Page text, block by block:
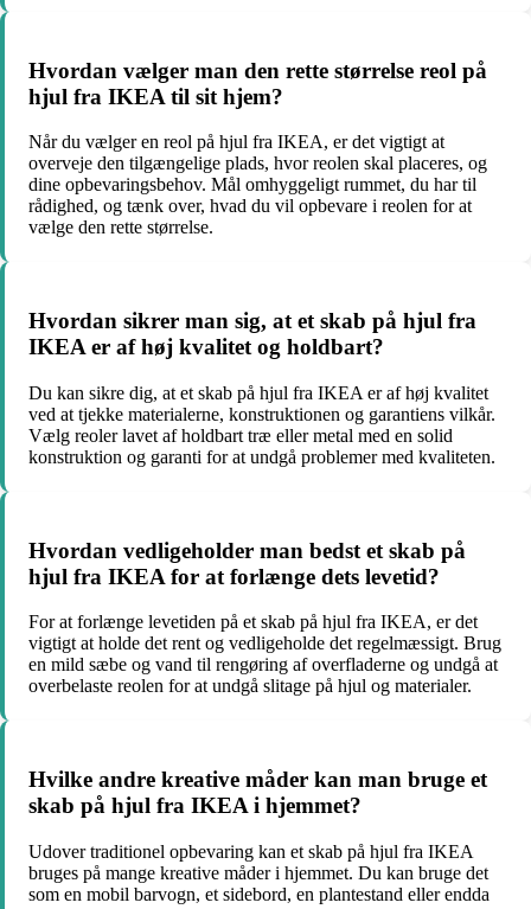
Hvordan vælger man den rette størrelse reol på
hjul fra IKEA til sit hjem?
Når du vælger en reol på hjul fra IKEA, er det vigtigt at
overveje den tilgængelige plads, hvor reolen skal placeres, og
dine opbevaringsbehov. Mål omhyggeligt rummet, du har til
rådighed, og tænk over, hvad du vil opbevare i reolen for at
vælge den rette størrelse.
Hvordan sikrer man sig, at et skab på hjul fra
IKEA er af høj kvalitet og holdbart?
Du kan sikre dig, at et skab på hjul fra IKEA er af høj kvalitet
ved at tjekke materialerne, konstruktionen og garantiens vilkår.
Vælg reoler lavet af holdbart træ eller metal med en solid
konstruktion og garanti for at undgå problemer med kvaliteten.
Hvordan vedligeholder man bedst et skab på
hjul fra IKEA for at forlænge dets levetid?
For at forlænge levetiden på et skab på hjul fra IKEA, er det
vigtigt at holde det rent og vedligeholde det regelmæssigt. Brug
en mild sæbe og vand til rengøring af overfladerne og undgå at
overbelaste reolen for at undgå slitage på hjul og materialer.
Hvilke andre kreative måder kan man bruge et
skab på hjul fra IKEA i hjemmet?
Udover traditionel opbevaring kan et skab på hjul fra IKEA
bruges på mange kreative måder i hjemmet. Du kan bruge det
som en mobil barvogn, et sidebord, en plantestand eller endda